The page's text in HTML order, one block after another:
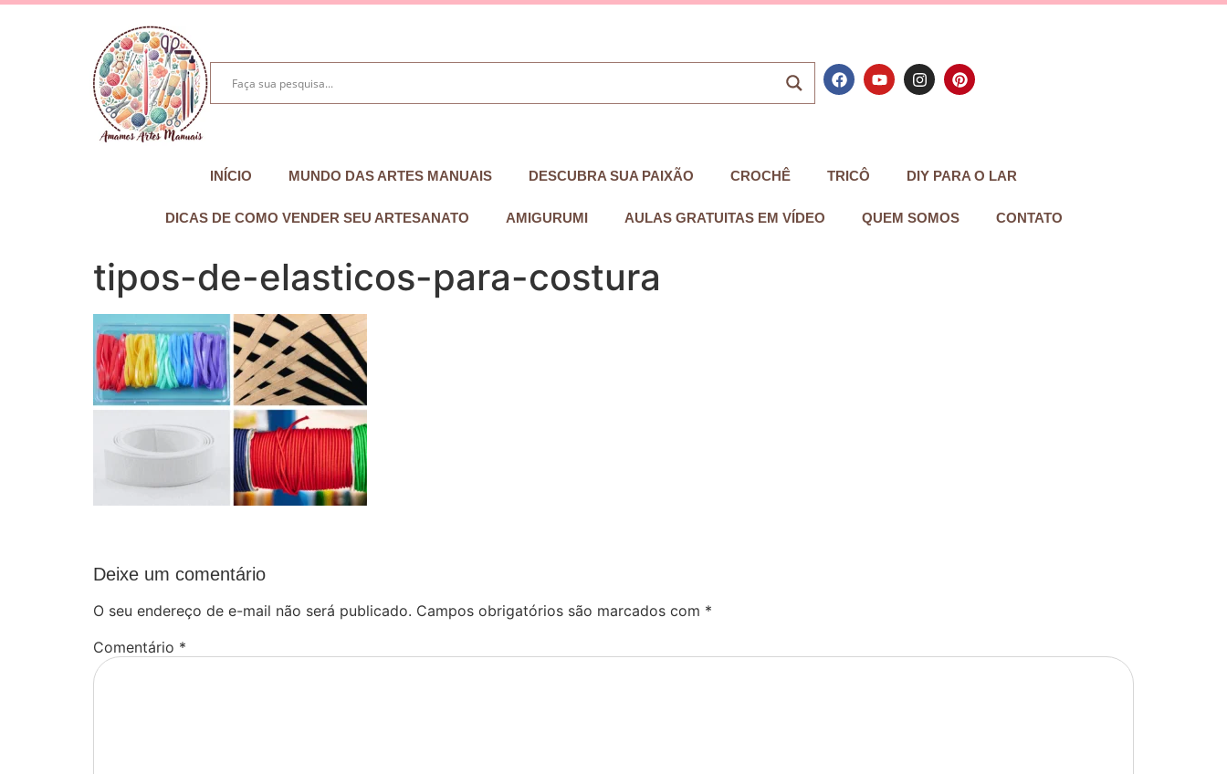
INÍCIO MUNDO DAS ARTES MANUAIS DESCUBRA SUA PAIXÃO CROCHÊ TRICÔ DIY PARA O LAR
DICAS DE COMO VENDER SEU ARTESANATO AMIGURUMI AULAS GRATUITAS EM VÍDEO QUEM SOMOS CONTATO
tipos-de-elasticos-para-costura
Deixe um comentário
O seu endereço de e-mail não será publicado. Campos obrigatórios são marcados com *
Comentário *